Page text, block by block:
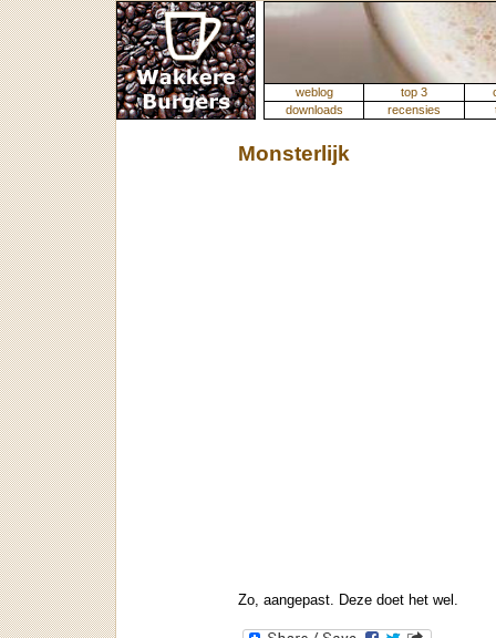
weblog top 3
downloads
recensies
Monsterlijk
Zo, aangepast. Deze doet het wel.